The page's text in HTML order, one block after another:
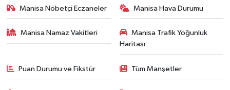
Çanakkale'nin tarihini yerinde
yaşadı
Manisa Nöbetçi Eczaneler Manisa Hava Durumu
Manisa Namaz Vakitleri
Manisa Trafik Yoğunluk
Haritası
Puan Durumu ve Fikstür Tüm Manşetler